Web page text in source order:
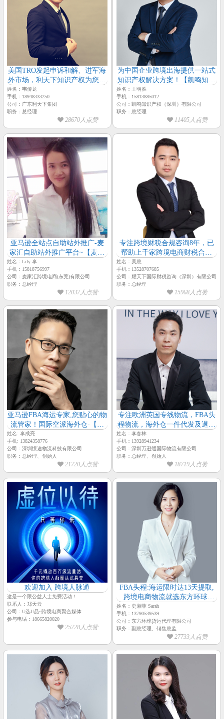
美国TRO发起申诉和解、进军海
外市场，利天下知识产权为您保
驾护航-【广东利天下集团-总经
理-韦传龙】
姓名：韦传龙
手机：18948333250
公司：广东利天下集团
职务：总经理
28670人点赞
为中国企业跨境出海提供一站式
知识产权解决方案！【凯鸣知识
产权-创始人-知产凯哥】
姓名：王明胜
手机：15813885012
公司：凯鸣知识产权（深圳）有限公司
职务：总经理
11405人点赞
亚马逊全站点自助站外推广-麦
家汇自助站外推广平台~【麦家
汇-总经理-Lily 李】
姓名：Lily 李
手机：15818756997
公司：麦家汇跨境电商(东莞)有限公司
职务：总经理
12037人点赞
专注跨境财税合规咨询8年，已
帮助上千家跨境电商财税合规
~【耀天下国际财税咨询-总经
理-吴总】
姓名：吴总
手机：13528707685
公司：耀天下国际财税咨询（深圳）有限公司
职务：总经理
15968人点赞
亚马逊FBA海运专家,您贴心的物
流管家！国际空派海外仓-【憬
途物流-总经理-李成亮】
姓名: 李成亮
手机: 13824358776
公司：深圳憬途物流科技有限公司
职务：总经理、创始人
21720人点赞
专注欧洲英国专线物流，FBA头
程物流，海外仓一件代发及退货
换标-【万逊通物流-总经理-李春
姓名：李春林
手机：13928941234
公司：深圳万逊通国际物流有限公司
职务：总经理、创始人
18719人点赞
欢迎加入 跨境人脉通
这是一个限公益人士免费活动！
联系人：郑天云
公司：U选U品~跨境电商聚合媒体
参与电话：18665820020
25728人点赞
FBA头程:海运限时达13天提取,
跨境电商物流就选东方环球-
【东方环球物流-销售总监-史湘
姓名：史湘菲 Sarah
手机：13790539539
公司：东方环球货运代理有限公司
职务：副总经理、销售总监
27733人点赞